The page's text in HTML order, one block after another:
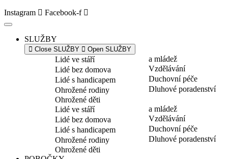
Instagram
Facebook-f
SLUŽBY
Close SLUŽBY Open SLUŽBY
Lidé ve stáří
Lidé bez domova
Lidé s handicapem
Ohrožené rodiny
Ohrožené děti
a mládež
Vzdělávání
Duchovní péče
Dluhové poradenství
Lidé ve stáří
Lidé bez domova
Lidé s handicapem
Ohrožené rodiny
Ohrožené děti
a mládež
Vzdělávání
Duchovní péče
Dluhové poradenství